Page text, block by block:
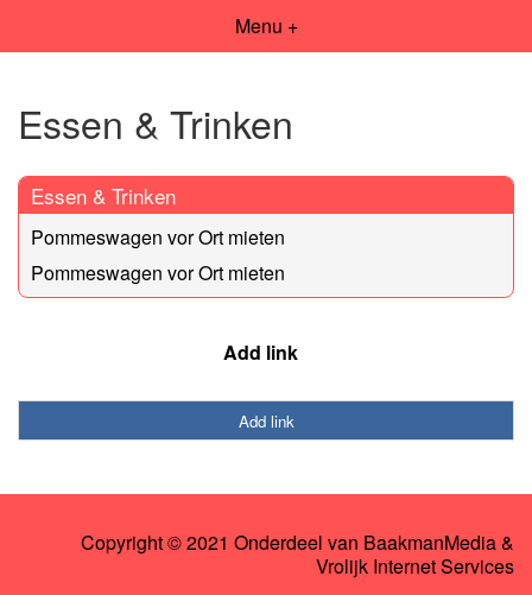
Menu +
Essen & Trinken
Essen & Trinken
Pommeswagen vor Ort mieten
Pommeswagen vor Ort mieten
Add link
Add link
Copyright © 2021 Onderdeel van BaakmanMedia&
Vrolijk Internet Services